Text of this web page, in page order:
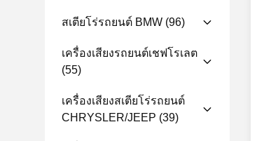
สเตียโร่รถยนต์ BMW (96)
เครื่องเสียงรถยนต์เชฟโรเลต
(55)
เครื่องเสียงสเตียโร่รถยนต์
CHRYSLER/JEEP (39)